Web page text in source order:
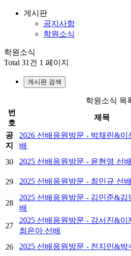
게시판
공지사항
학원소식
학원소식
Total 31건 1 페이지
게시판 검색
학원소식 목
번
호
제목
공
지
2026 선배응원방문 - 박채린&이
배
30
2025 선배응원방문 - 윤현영 선배
29
2025 선배응원방문 - 최민규 선배
28
2025 선배응원방문 - 김민준&김
배
27
2025 선배응원방문 - 강서진&
최은아 선배
26
2025 선배응원방문 - 전지민&박